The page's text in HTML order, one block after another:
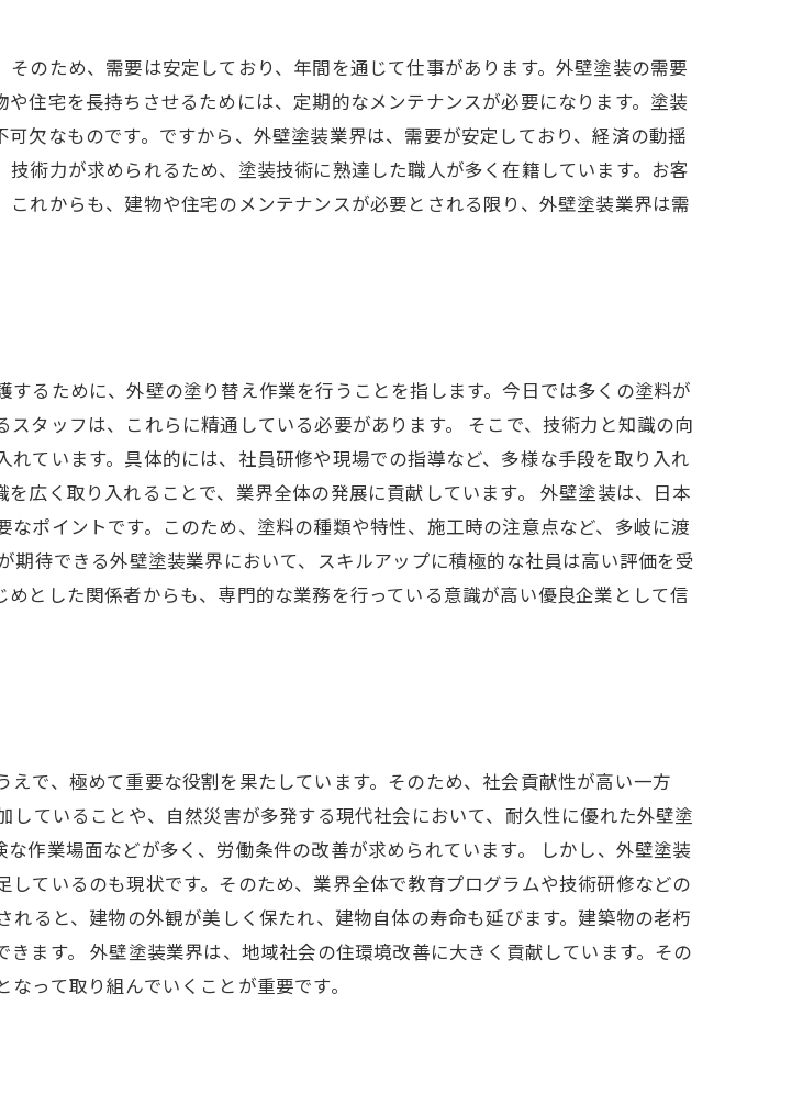
のため、需要は安定しており、年間を通じて仕事があります。外壁塗装の需要
住宅を長持ちさせるためには、定期的なメンテナンスが必要になります。塗装
欠なものです。ですから、外壁塗装業界は、需要が安定しており、経済の動揺
術力が求められるため、塗装技術に熟達した職人が多く在籍しています。お客
れからも、建物や住宅のメンテナンスが必要とされる限り、外壁塗装業界は需
るために、外壁の塗り替え作業を行うことを指します。今日では多くの塗料が
タッフは、これらに精通している必要があります。 そこで、技術力と知識の向
ています。具体的には、社員研修や現場での指導など、多様な手段を取り入れ
広く取り入れることで、業界全体の発展に貢献しています。 外壁塗装は、日本
ポイントです。このため、塗料の種類や特性、施工時の注意点など、多岐に渡
待できる外壁塗装業界において、スキルアップに積極的な社員は高い評価を受
とした関係者からも、専門的な業務を行っている意識が高い優良企業として信
で、極めて重要な役割を果たしています。そのため、社会貢献性が高い一方
ていることや、自然災害が多発する現代社会において、耐久性に優れた外壁塗
作業場面などが多く、労働条件の改善が求められています。 しかし、外壁塗装
ているのも現状です。そのため、業界全体で教育プログラムや技術研修などの
ると、建物の外観が美しく保たれ、建物自体の寿命も延びます。建築物の老朽
ます。 外壁塗装業界は、地域社会の住環境改善に大きく貢献しています。その
って取り組んでいくことが重要です。